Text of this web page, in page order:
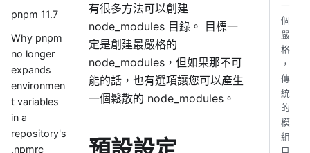
pnpm 11.7
Why pnpm
no longer
expands
environmen
t variables
in a
repository's
.npmrc
有很多方法可以創建
node_modules 目錄。 目標一
定是創建最嚴格的
node_modules，但如果那不可
能的話，也有選項讓您可以產生
一個鬆散的 node_modules。
一
個
嚴
格
，
傳
統
的
模
組